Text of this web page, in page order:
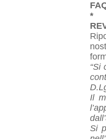
*
“Si
Il
Si